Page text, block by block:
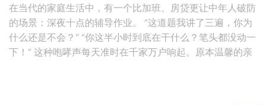
在当代的家庭生活中，有一个比加班、房贷更让中年人破防
的场景：深夜十点的辅导作业。 “这道题我讲了三遍，你为
什么还是不会？” “你这半小时到底在干什么？笔头都没动一
下！” 这种咆哮声每天准时在千家万户响起。原本温馨的亲